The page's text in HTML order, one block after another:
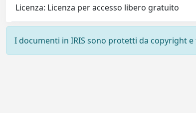
Licenza: Licenza per accesso libero gratuito
I documenti in IRIS sono protetti da copyright